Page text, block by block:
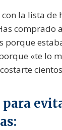
la lista de
comprado
porque
«te lo
para